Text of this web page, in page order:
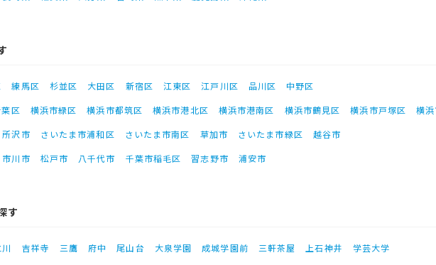
練馬区 杉並区 大田区 新宿区 江東区 江戸川区 品川区
中野区
区 横浜市緑区 横浜市都筑区 横浜市港北区 横浜市港南区 横浜市鶴見区 横浜市戸塚区
横
所沢市 さいたま市浦和区 さいたま市南区 草加市 さいたま市緑区
越谷市
市川市 松戸市 八千代市 千葉市稲毛区 習志野市 浦安市
す
吉祥寺 三鷹 府中 尾山台 大泉学園 成城学園前 三軒茶屋 上石神井
学芸大学